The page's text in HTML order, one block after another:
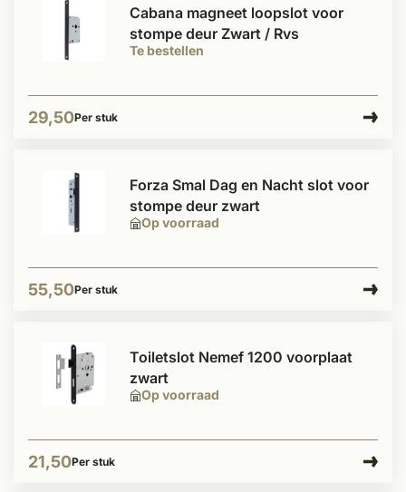
Te bestellen
Cabana magneet loopslot voor
stompe deur Zwart / Rvs
29,50Per stuk
Op voorraad
Forza Smal Dag en Nacht slot voor
stompe deur zwart
55,50Per stuk
Op voorraad
Toiletslot Nemef 1200 voorplaat
zwart
21,50Per stuk